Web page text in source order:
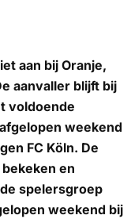
aan bij Oranje,
aanvaller blijft bij
voldoende
weekend
FC Köln. De
en
spelersgroep
weekend bij